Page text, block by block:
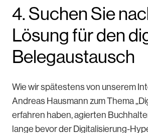
4. Suchen Sie
Lösung für den
Belegaustausch
Wie wir spätestens von unserem
Andreas Hausmann zum Thema
erfahren haben, agierten
lange bevor der Digitalisierung-